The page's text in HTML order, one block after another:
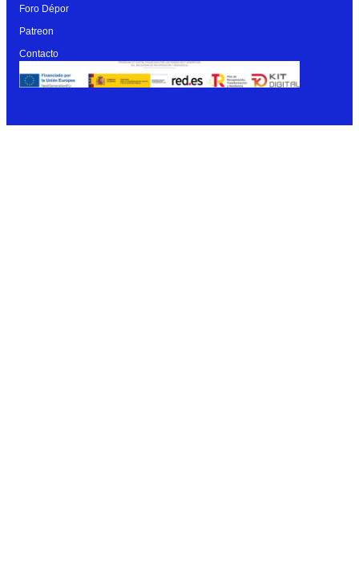
Foro Dépor
Patreon
Contacto